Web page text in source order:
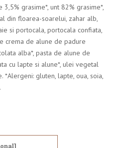
3,5% grasime*, unt 82% grasime*,
din floarea-soarelui, zahar alb,
si portocala, portocala confiata,
crema de alune de padure
alba*, pasta de alune de
cu lapte si alune*, ulei vegetal
*Alergeni: gluten, lapte, oua, soia,